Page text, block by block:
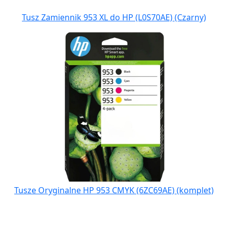
Tusz Zamiennik 953 XL do HP (L0S70AE) (Czarny)
Tusze Oryginalne HP 953 CMYK (6ZC69AE) (komplet)